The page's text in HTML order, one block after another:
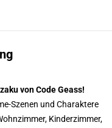
von Code Geass!
Szenen und Charaktere
Kinderzimmer,